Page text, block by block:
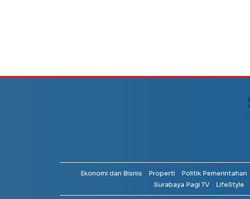
Ekonomi dan Bisnis Properti Politik Pemerintahan
Surabaya Pagi TV
LifeStyle